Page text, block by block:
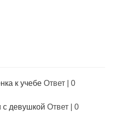
к учебе Ответ |0
с девушкой Ответ |0